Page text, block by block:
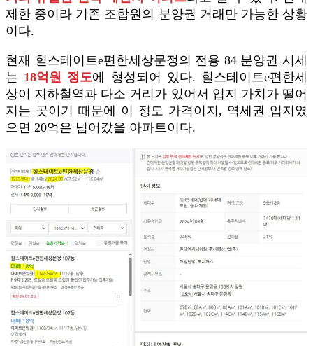
제한 중이라 기존 조합원의 분양권 거래만 가능한 상황
이다.
현재 힐스테이트e편한세상문정의 전용 84 분양권 시세
는 18억원 정도에 형성되어 있다. 힐스테이트e편한세
상이 지하철역과 다소 거리가 있어서 입지 가치가 떨어
지는 곳이기 때문에 이 정도 가격이지, 역세권 입지였
으면 20억은 넘어갔을 아파트이다.